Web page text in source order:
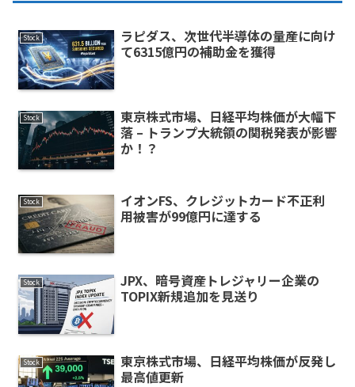
Stock
ラピダス、次世代半導体の量産に向け
て6315億円の補助金を獲得
Stock
東京株式市場、日経平均株価が大幅下
落 – トランプ大統領の関税発表が影響
か！？
Stock
イオンFS、クレジットカード不正利
用被害が99億円に達する
Stock
JPX、暗号資産トレジャリー企業の
TOPIX新規追加を見送り
Stock
東京株式市場、日経平均株価が反発し
最高値更新